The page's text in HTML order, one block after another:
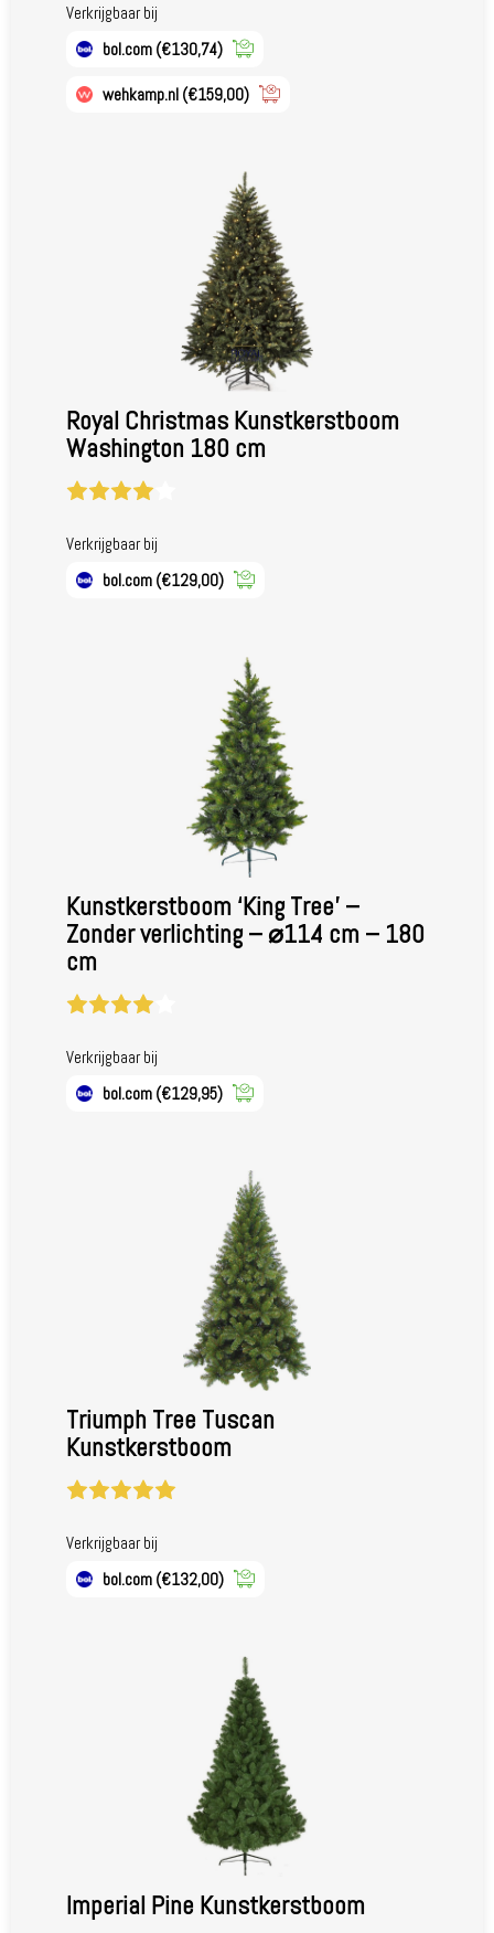
Verkrijgbaar bij
bol.com (€130,74)
wehkamp.nl (€159,00)
Royal Christmas Kunstkerstboom
Washington 180 cm
Verkrijgbaar bij
bol.com (€129,00)
Kunstkerstboom ‘King Tree’ –
Zonder verlichting – ⌀114 cm – 180
cm
Verkrijgbaar bij
bol.com (€129,95)
Triumph Tree Tuscan
Kunstkerstboom
Verkrijgbaar bij
bol.com (€132,00)
Imperial Pine Kunstkerstboom